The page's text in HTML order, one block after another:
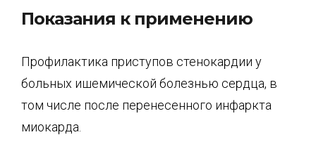
Показания к применению
Профилактика приступов стенокардии у
больных ишемической болезнью сердца, в
том числе после перенесенного инфаркта
миокарда.